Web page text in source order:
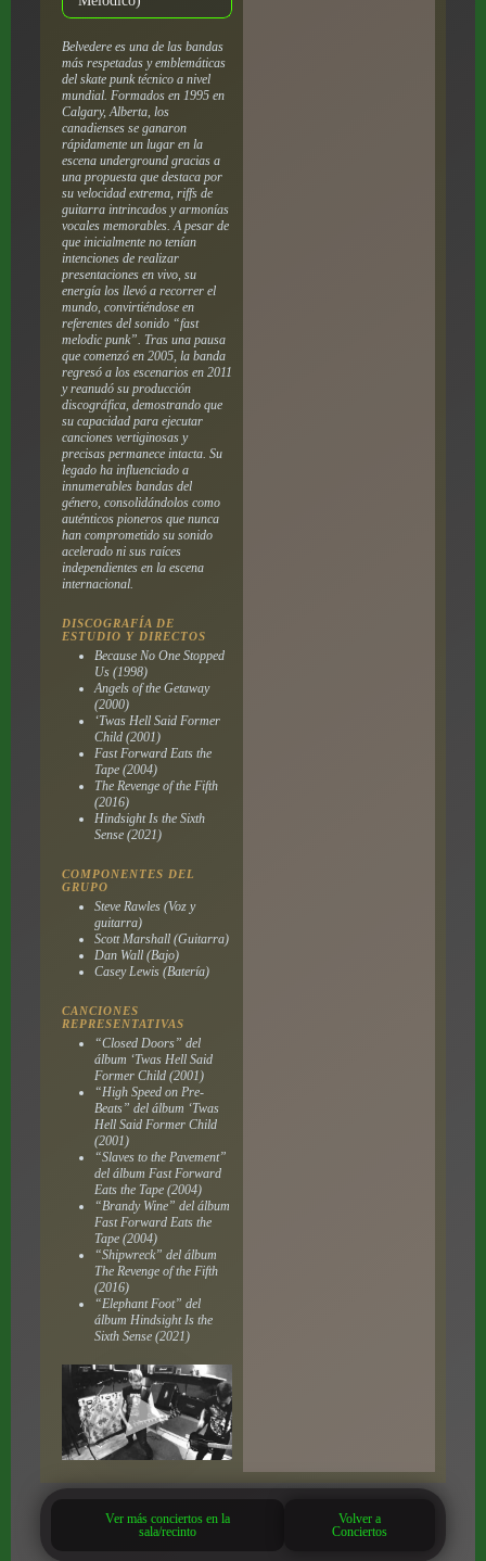
Belvedere es una de las bandas
más respetadas y emblemáticas
del skate punk técnico a nivel
mundial. Formados en 1995 en
Calgary, Alberta, los
canadienses se ganaron
rápidamente un lugar en la
escena underground gracias a
una propuesta que destaca por
su velocidad extrema, riffs de
guitarra intrincados y armonías
vocales memorables. A pesar de
que inicialmente no tenían
intenciones de realizar
presentaciones en vivo, su
energía los llevó a recorrer el
mundo, convirtiéndose en
referentes del sonido “fast
melodic punk”. Tras una pausa
que comenzó en 2005, la banda
regresó a los escenarios en 2011
y reanudó su producción
discográfica, demostrando que
su capacidad para ejecutar
canciones vertiginosas y
precisas permanece intacta. Su
legado ha influenciado a
innumerables bandas del
género, consolidándolos como
auténticos pioneros que nunca
han comprometido su sonido
acelerado ni sus raíces
independientes en la escena
internacional.
DISCOGRAFÍA DE
ESTUDIO Y DIRECTOS
Because No One Stopped
Us (1998)
Angels of the Getaway
(2000)
‘Twas Hell Said Former
Child (2001)
Fast Forward Eats the
Tape (2004)
The Revenge of the Fifth
(2016)
Hindsight Is the Sixth
Sense (2021)
COMPONENTES DEL
GRUPO
Steve Rawles (Voz y
guitarra)
Scott Marshall (Guitarra)
Dan Wall (Bajo)
Casey Lewis (Batería)
CANCIONES
REPRESENTATIVAS
“Closed Doors” del
álbum ‘Twas Hell Said
Former Child (2001)
“High Speed on Pre-
Beats” del álbum ‘Twas
Hell Said Former Child
(2001)
“Slaves to the Pavement”
del álbum Fast Forward
Eats the Tape (2004)
“Brandy Wine” del álbum
Fast Forward Eats the
Tape (2004)
“Shipwreck” del álbum
The Revenge of the Fifth
(2016)
“Elephant Foot” del
álbum Hindsight Is the
Sixth Sense (2021)
Ver más conciertos en la
sala/recinto
Volver a
Conciertos